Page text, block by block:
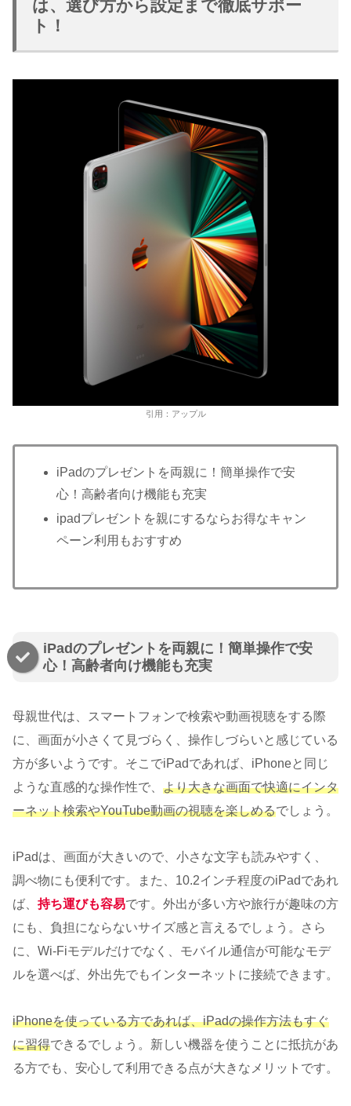
は、選び方から設定まで徹底サポー
ト！
引用：アップル
iPadのプレゼントを両親に！簡単操作で安
心！高齢者向け機能も充実
ipadプレゼントを親にするならお得なキャン
ペーン利用もおすすめ
iPadのプレゼントを両親に！簡単操作で安
心！高齢者向け機能も充実
母親世代は、スマートフォンで検索や動画視聴をする際
に、画面が小さくて見づらく、操作しづらいと感じている
方が多いようです。そこでiPadであれば、iPhoneと同じ
ような直感的な操作性で、 より大きな画面で快適にインタ
ーネット検索やYouTube動画の視聴を楽しめるでしょう。
iPadは、画面が大きいので、小さな文字も読みやすく、
調べ物にも便利です。また、10.2インチ程度のiPadであれ
ば、 持ち運びも容易です。外出が多い方や旅行が趣味の方
にも、負担にならないサイズ感と言えるでしょう。さら
に、Wi-Fiモデルだけでなく、モバイル通信が可能なモデ
ルを選べば、外出先でもインターネットに接続できます。
iPhoneを使っている方であれば、iPadの操作方法もすぐ
に習得できるでしょう。新しい機器を使うことに抵抗があ
る方でも、安心して利用できる点が大きなメリットです。